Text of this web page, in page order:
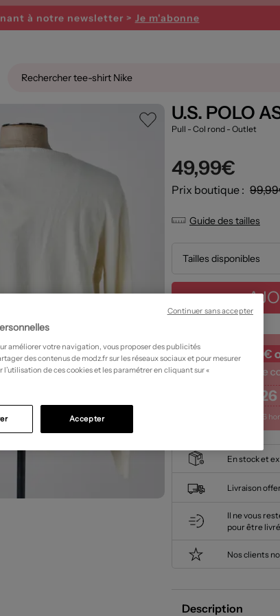
offerts dès 120€ avec le code SUMMER26
U.S. POLO
Pull - Col rond - Outlet
49,99€
Prix boutique :
Guide des tailles
Tailles disponibles
En stock et
Livraison
Il ne vous
pour être
Nos clients
Description
améliorer votre navigation, vous proposer des publicités
des contenus de modz.fr sur les réseaux sociaux et pour mesurer
l’utilisation de ces cookies et les paramétrer en cliquant sur «
Accepter
Continuer sans accepter